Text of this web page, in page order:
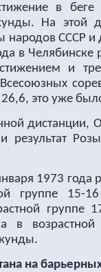
в
На этой
народов СССР
в Челябинске
и
это уже
дистанции,
результат
1973 года
группе
группе
в
на